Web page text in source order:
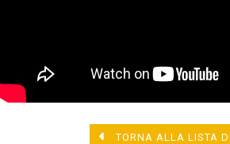
TORNA ALLA LISTA